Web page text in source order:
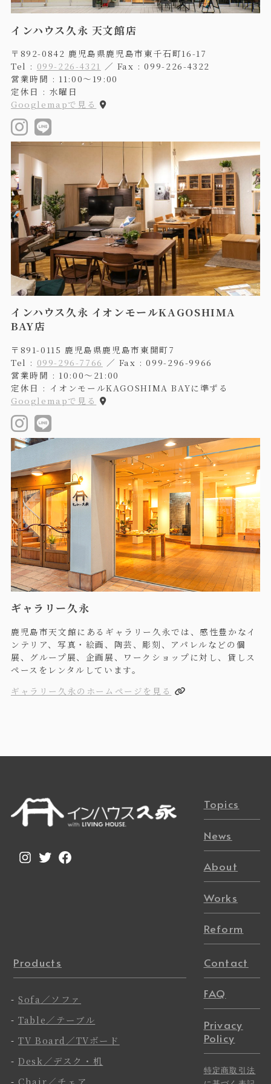
インハウス久永 天文館店
〒892-0842 鹿児島県鹿児島市東千石町16-17
Tel : 099-226-4321 ／ Fax : 099-226-4322
営業時間 : 11:00〜19:00
定休日 : 水曜日
Googlemapで見る
インハウス久永 イオンモールKAGOSHIMA
BAY店
〒891-0115 鹿児島県鹿児島市東開町7
Tel : 099-296-7766 ／ Fax : 099-296-9966
営業時間 : 10:00〜21:00
定休日 : イオンモールKAGOSHIMA BAYに準ずる
Googlemapで見る
ギャラリー久永
鹿児島市天文館にあるギャラリー久永では、感性豊かなイ
ンテリア、写真・絵画、陶芸、彫刻、アパレルなどの個
展、グループ展、企画展、ワークショップに対し、貸しス
ペースをレンタルしています。
ギャラリー久永のホームページを見る
Instagram
TwitterFacebook
Topics
News
About
Works
Reform
Products
-Sofa／ソファ
-Table／テーブル
-TV Board／TVボード
-Desk／デスク・机
- Chair／チェア
Contact
FAQ
Privacy
Policy
特定商取引法